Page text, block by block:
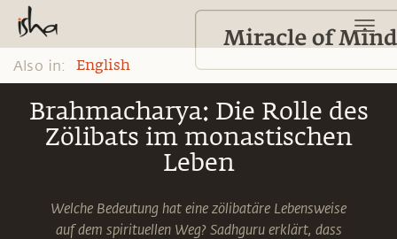
Also in: English
Brahmacharya: Die Rolle des
Zölibats im monastischen
Leben
Welche Bedeutung hat eine zölibatäre Lebensweise
auf dem spirituellen Weg? Sadhguru erklärt, dass